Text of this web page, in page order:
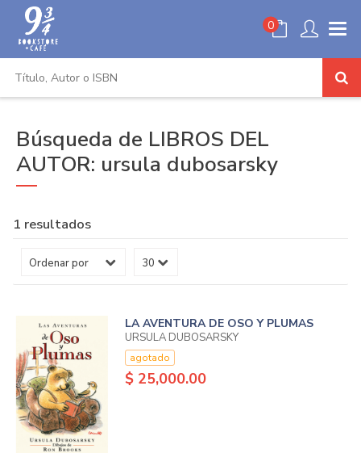
0
Búsqueda de LIBROS DEL
AUTOR: ursula dubosarsky
1 resultados
LA AVENTURA DE OSO Y PLUMAS
URSULA DUBOSARSKY
agotado
$ 25,000.00